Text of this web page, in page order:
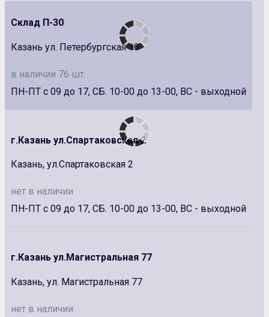
Склад П-30
Казань ул. Петербургская 30
в наличии 76 шт.
ПН-ПТ с 09 до 17, СБ. 10-00 до 13-00, ВС - выходной
г.Казань ул.Спартаковская 2
Казань, ул.Спартаковская 2
нет в наличии
ПН-ПТ с 09 до 17, СБ. 10-00 до 13-00, ВС - выходной
г.Казань ул.Магистральная 77
Казань, ул. Магистральная 77
нет в наличии